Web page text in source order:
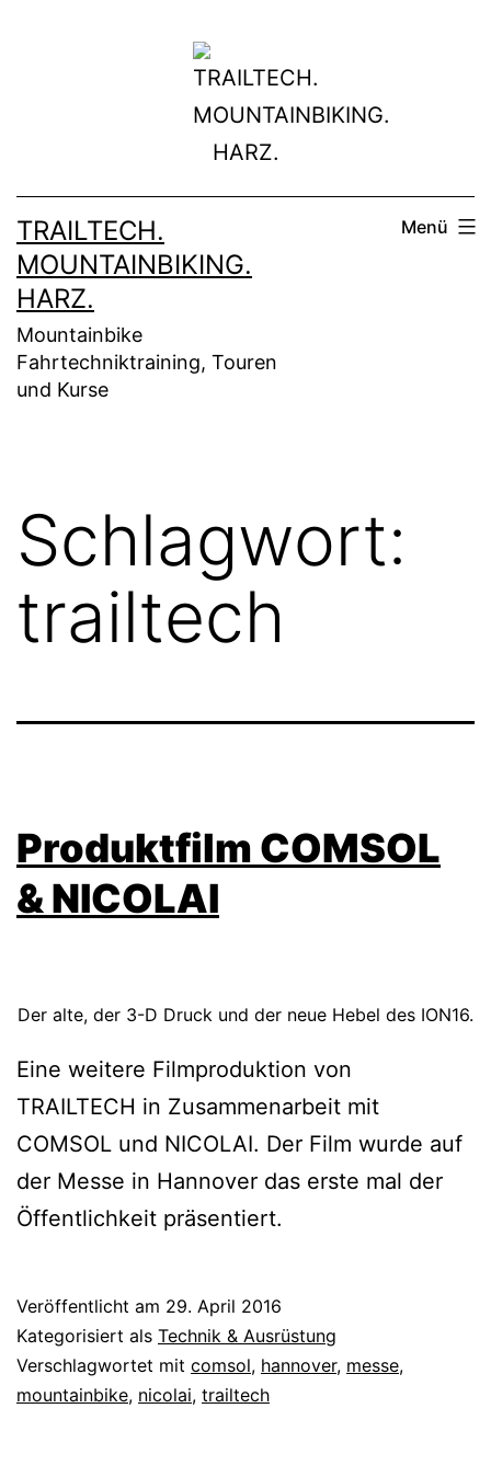
TRAILTECH.
MOUNTAINBIKING.
HARZ.
Mountainbike
Fahrtechniktraining, Touren
und Kurse
Menü
Schlagwort:
trailtech
Produktfilm COMSOL
& NICOLAI
Der alte, der 3-D Druck und der neue Hebel des ION16.
Eine weitere Filmproduktion von
TRAILTECH in Zusammenarbeit mit
COMSOL und NICOLAI. Der Film wurde auf
der Messe in Hannover das erste mal der
Öffentlichkeit präsentiert.
Veröffentlicht am 29. April 2016
Kategorisiert als Technik & Ausrüstung
Verschlagwortet mit comsol, hannover, messe,
mountainbike, nicolai, trailtech